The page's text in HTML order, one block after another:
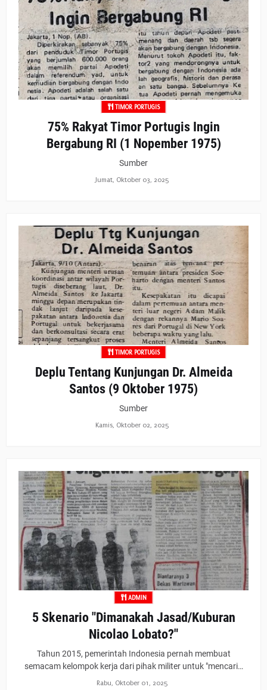
TIMOR PORTUGIS
75% Rakyat Timor Portugis Ingin
Bergabung RI (1 Nopember 1975)
Sumber
Jumat, Oktober 03, 2025
TIMOR PORTUGIS
Deplu Tentang Kunjungan Dr. Almeida
Santos (9 Oktober 1975)
Sumber
Kamis, Oktober 02, 2025
ADMIN
5 Skenario "Dimanakah Jasad/Kuburan
Nicolao Lobato?"
Tahun 2015, pemerintah Indonesia pernah membuat
semacam kelompok kerja dari pihak militer untuk "mencari…
Rabu, Oktober 01, 2025